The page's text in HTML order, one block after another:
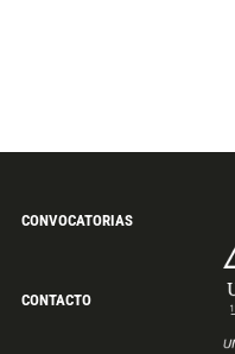
CONVOCATORIAS
CONTACTO